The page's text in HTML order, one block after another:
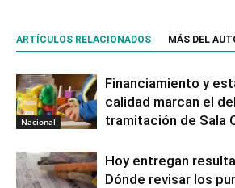
ARTÍCULOS RELACIONADOS MÁS DEL
Nacional
Financiamiento y
calidad marcan el
tramitación de Sala
Hoy entregan
Dónde revisar los